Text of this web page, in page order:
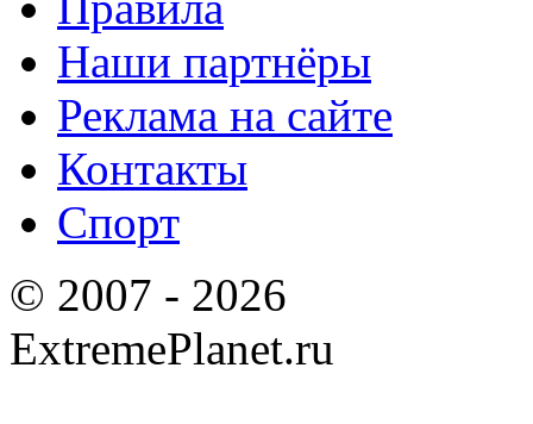
Наши партнёры
Реклама на сайте
Контакты
Спорт
© 2007 - 2026
ExtremePlanet.ru